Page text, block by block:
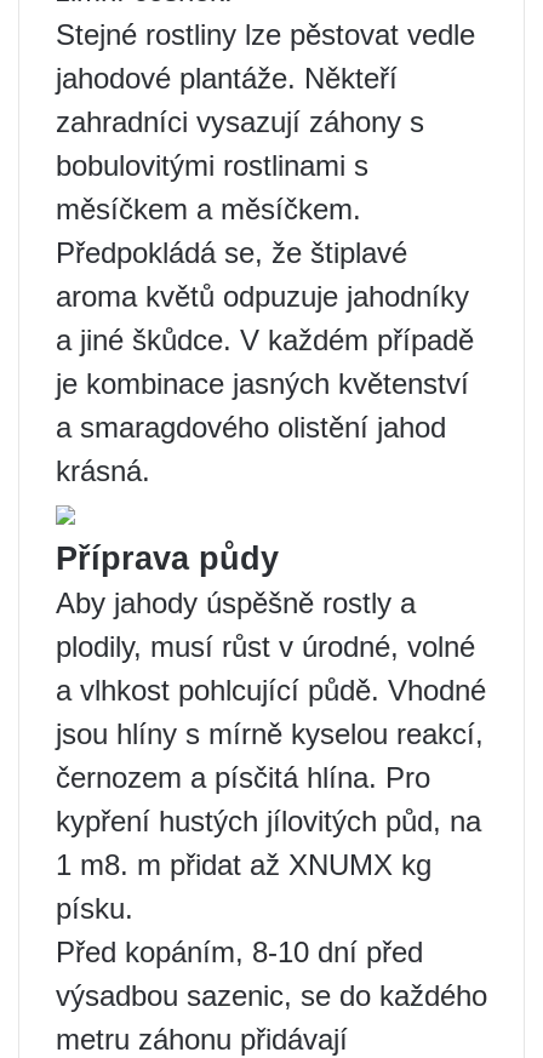
Stejné rostliny lze pěstovat vedle
jahodové plantáže. Někteří
zahradníci vysazují záhony s
bobulovitými rostlinami s
měsíčkem a měsíčkem.
Předpokládá se, že štiplavé
aroma květů odpuzuje jahodníky
a jiné škůdce. V každém případě
je kombinace jasných květenství
a smaragdového olistění jahod
krásná.
Příprava půdy
Aby jahody úspěšně rostly a
plodily, musí růst v úrodné, volné
a vlhkost pohlcující půdě. Vhodné
jsou hlíny s mírně kyselou reakcí,
černozem a písčitá hlína. Pro
kypření hustých jílovitých půd, na
1 m8. m přidat až XNUMX kg
písku.
Před kopáním, 8-10 dní před
výsadbou sazenic, se do každého
metru záhonu přidávají